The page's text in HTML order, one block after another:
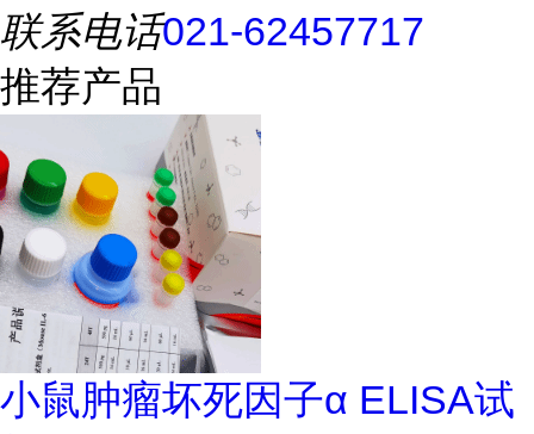
联系电话021-62457717
推荐产品
小鼠肿瘤坏死因子α ELISA试